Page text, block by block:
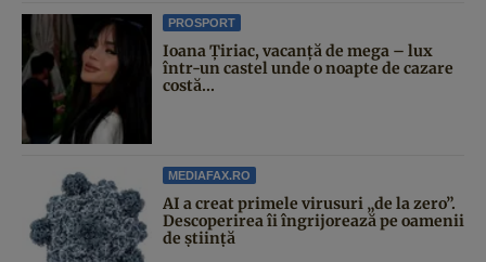
PROSPORT
Ioana Țiriac, vacanță de mega – lux
într-un castel unde o noapte de cazare
costă...
MEDIAFAX.RO
AI a creat primele virusuri „de la zero”.
Descoperirea îi îngrijorează pe oamenii
de știință